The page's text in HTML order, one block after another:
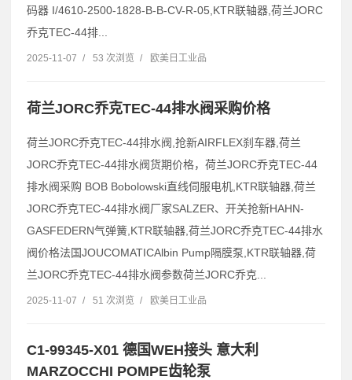
码器 I/4610-2500-1828-B-B-CV-R-05,KTR联轴器,荷兰JORC
乔克TEC-44排...
2025-11-07 / 53 次浏览 / 欧美日工业品
荷兰JORC乔克TEC-44排水阀采购价格
荷兰JORC乔克TEC-44排水阀,抢新AIRFLEX刹车器,荷兰
JORC乔克TEC-44排水阀货期价格，荷兰JORC乔克TEC-44
排水阀采购 BOB Bobolowski直线伺服电机,KTR联轴器,荷兰
JORC乔克TEC-44排水阀厂家SALZER、开关抢新HAHN-
GASFEDERN气弹簧,KTR联轴器,荷兰JORC乔克TEC-44排水
阀价格法国JOUCOMATICAlbin Pump隔膜泵,KTR联轴器,荷
兰JORC乔克TEC-44排水阀参数荷兰JORC乔克...
2025-11-07 / 51 次浏览 / 欧美日工业品
C1-99345-X01 德国WEH接头 意大利
MARZOCCHI POMPE齿轮泵